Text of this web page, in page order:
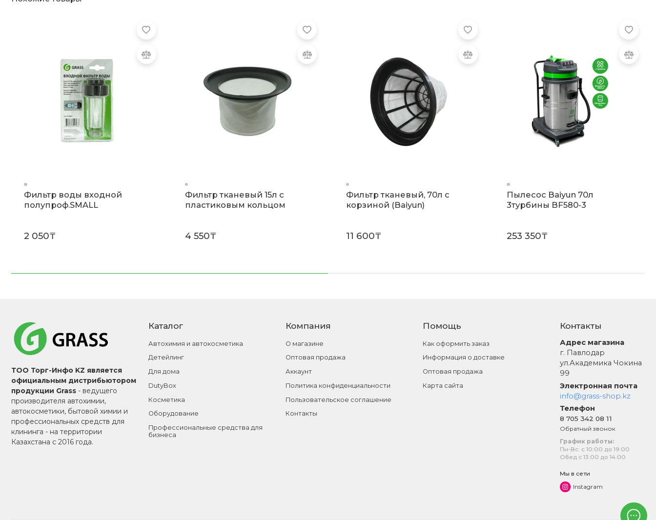
Фильтр воды входной
полупроф.SMALL
2 050₸
Фильтр тканевый 15л с
пластиковым кольцом
4 550₸
Фильтр тканевый, 70л c
корзиной (Baiyun)
11 600₸
Пылесос Baiyun 70л
3турбины BF580-3
253 350₸
ТОО Торг-Инфо KZ является
официальным дистрибьютором
продукции Grass- ведущего
производителя автохимии,
автокосметики, бытовой химии и
профессиональных средств для
клининга - на территории
Казахстана с 2016 года.
Каталог
Автохимия и автокосметика
Детейлинг
Для дома
DutyBox
Косметика
Оборудование
Профессиональные средства для
бизнеса
Компания
О магазине
Оптовая продажа
Аккаунт
Политика конфиденциальности
Пользовательское соглашение
Контакты
Помощь
Как оформить заказ
Информация о доставке
Оптовая продажа
Карта сайта
Контакты
Адрес магазина
г. Павлодар
ул.Академика Чокина
99
Электронная почта
info@grass-shop.kz
Телефон
8 705 342 08 11
Обратный звонок
График работы:
Пн-Вс: с 10:00 до 19:00
Обед с 13:00 до 14:00
Мы в сети
Instagram